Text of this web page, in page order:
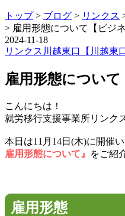
トップ> ブログ > リンクス
> 雇用形態について【ビジ
2024-11-18
リンクス 川越東口 【川越東
雇用形態について
こんにちは！
就労移行支援事業所リンク
本日は11月14日(木)に開催い
雇用形態について』
をご紹
雇用形態